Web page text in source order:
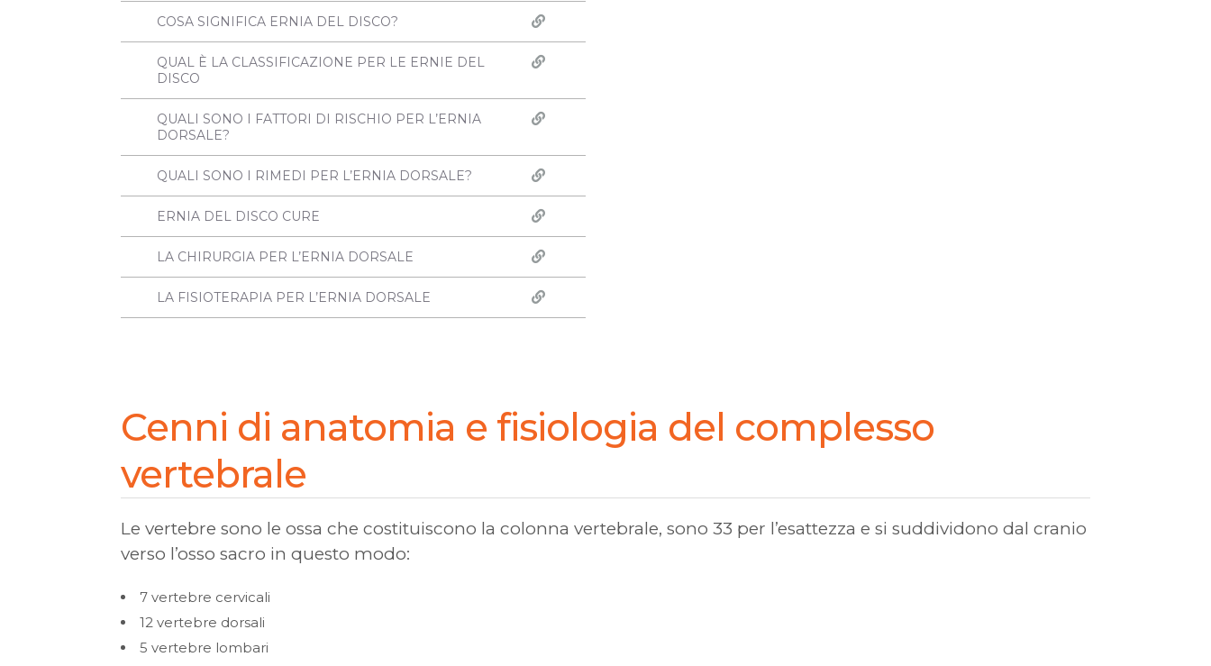
COSA SIGNIFICA ERNIA DEL DISCO?
QUAL È LA CLASSIFICAZIONE PER LE ERNIE DEL
DISCO
QUALI SONO I FATTORI DI RISCHIO PER L’ERNIA
DORSALE?
QUALI SONO I RIMEDI PER L’ERNIA DORSALE?
ERNIA DEL DISCO CURE
LA CHIRURGIA PER L’ERNIA DORSALE
LA FISIOTERAPIA PER L’ERNIA DORSALE
Cenni di anatomia e fisiologia del complesso
vertebrale
Le vertebre sono le ossa che costituiscono la colonna vertebrale, sono 33 per l’esattezza e si suddividono dal cranio
verso l’osso sacro in questo modo:
7 vertebre cervicali
12 vertebre dorsali
5 vertebre lombari